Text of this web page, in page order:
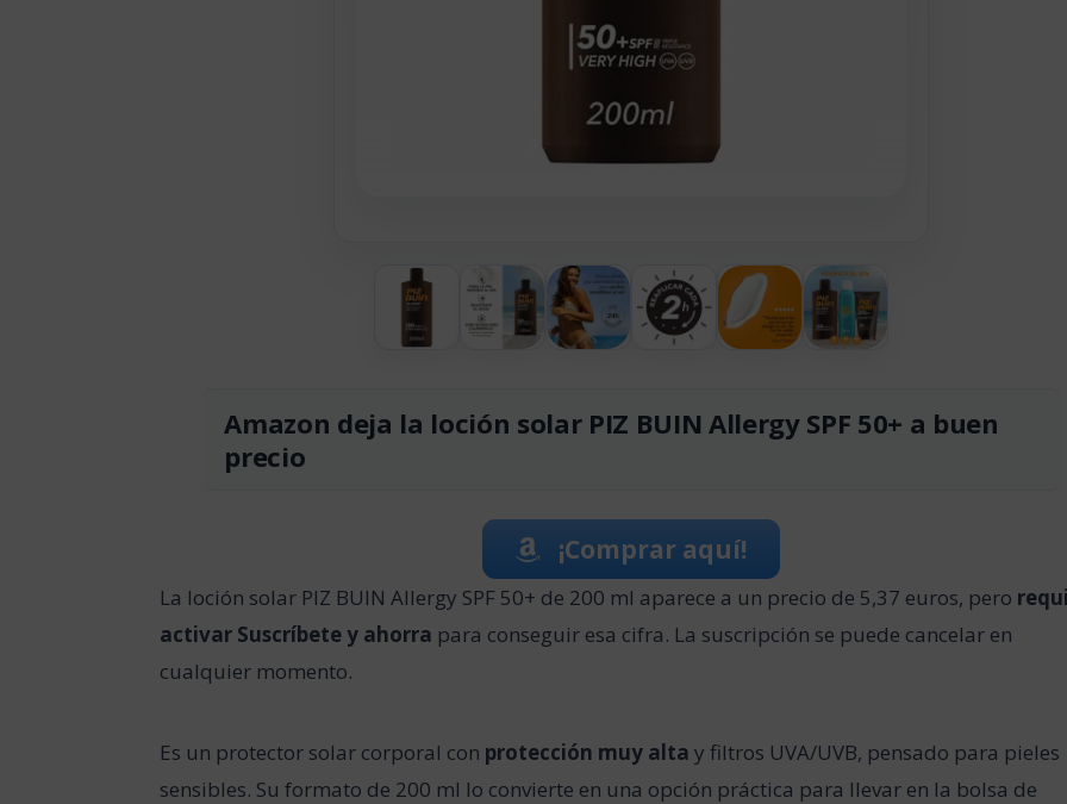
Amazon deja la loción solar PIZ BUIN Allergy SPF 50+ a buen
precio
¡Comprar aquí!
La loción solar PIZ BUIN Allergy SPF 50+ de 200 ml aparece a un precio de 5,37 euros, pero
activar Suscríbete y ahorra para conseguir esa cifra. La suscripción se puede cancelar en
cualquier momento.
Es un protector solar corporal con protección muy alta y filtros UVA/UVB, pensado para pieles
sensibles. Su formato de 200 ml lo convierte en una opción práctica para llevar en la bolsa de